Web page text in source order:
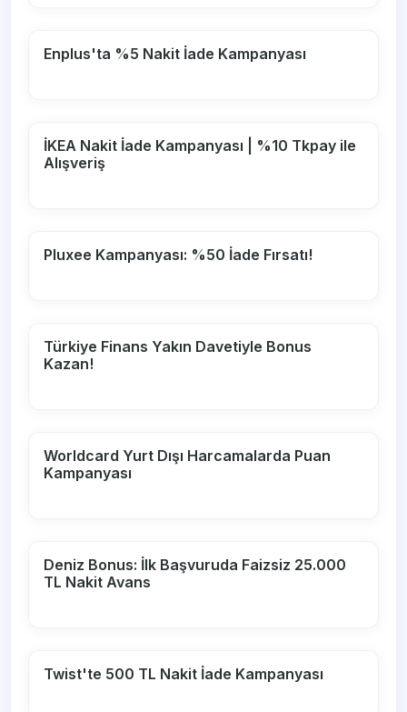
Enplus'ta %5 Nakit İade Kampanyası
İKEA Nakit İade Kampanyası | %10 Tkpay ile
Alışveriş
Pluxee Kampanyası: %50 İade Fırsatı!
Türkiye Finans Yakın Davetiyle Bonus
Kazan!
Worldcard Yurt Dışı Harcamalarda Puan
Kampanyası
Deniz Bonus: İlk Başvuruda Faizsiz 25.000
TL Nakit Avans
Twist'te 500 TL Nakit İade Kampanyası